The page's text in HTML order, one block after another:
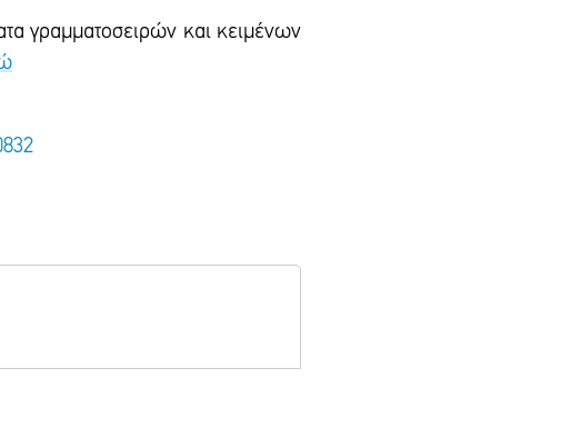
γραμματοσειρών και κειμένων